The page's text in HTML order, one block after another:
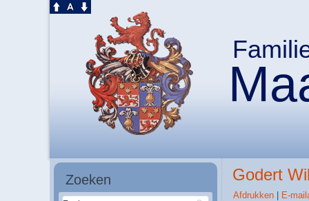
Zoeken Godert
Afdrukken E-